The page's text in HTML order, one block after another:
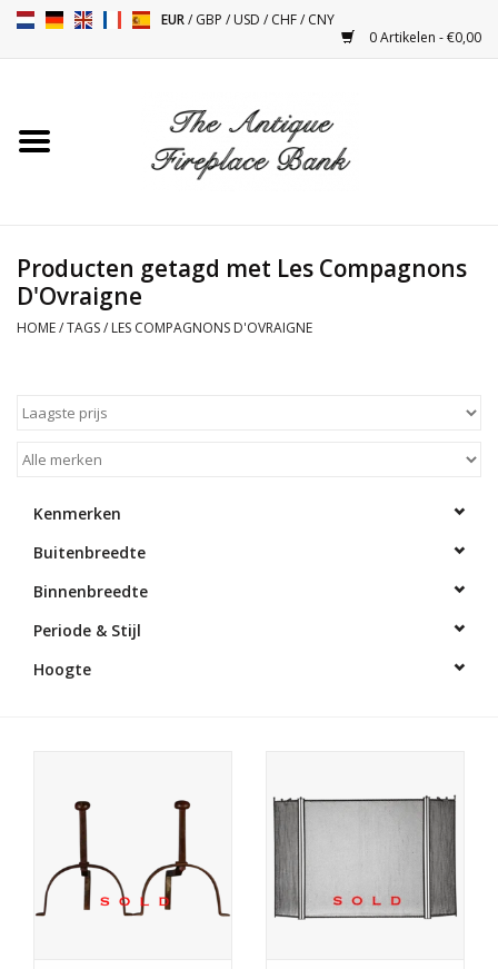
EUR/GBP /USD /CHF/CNY
0 Artikelen - €0,00
Toebehoren
Kacheltjes
Objecten
Vloeren - Steen, Terra Cotta
Antieke Marmers
AI-Ready Database
Producten getagd met Les Compagnons
D'Ovraigne
HOME/TAGS/ LES COMPAGNONS D'OVRAIGNE
Kenmerken
Buitenbreedte
Binnenbreedte
Periode & Stijl
Hoogte